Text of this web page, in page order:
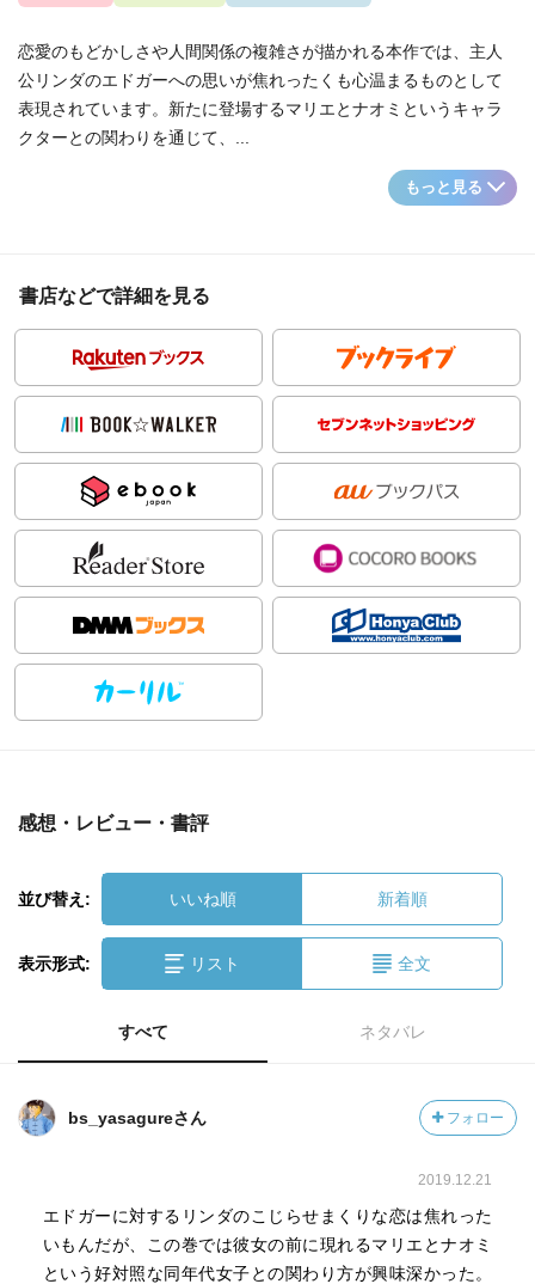
恋愛のもどかしさや人間関係の複雑さが描かれる本作では、主人
公リンダのエドガーへの思いが焦れったくも心温まるものとして
表現されています。新たに登場するマリエとナオミというキャラ
クターとの関わりを通じて、...
もっと見る
書店などで詳細を見る
感想・レビュー・書評
並び替え: いいね順 新着順
表示形式: リスト 全文
すべて ネタバレ
bs_yasagureさん フォロー
2019.12.21
エドガーに対するリンダのこじらせまくりな恋は焦れった
いもんだが、この巻では彼女の前に現れるマリエとナオミ
という好対照な同年代女子との関わり方が興味深かった。